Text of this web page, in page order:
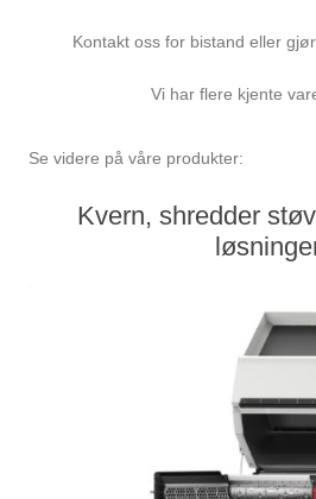
Kontakt oss for bistand eller
Vi har flere kjente
Se videre på våre produkter:
Kvern, shredder